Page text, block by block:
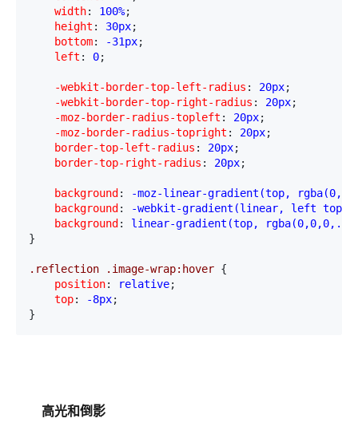
    width
: 100%;
    height
: 30px;
    bottom
: -31px;
    left
: 0;
    -webkit-border-top-left-radius
: 20px;
    -webkit-border-top-right-radius
: 20px;
    -moz-border-radius-topleft
: 20px;
    -moz-border-radius-topright
: 20px;
    border-top-left-radius
: 20px;
    border-top-right-radius
: 20px;
    background
:
-moz-linear-gradient(top,
    background
:
-webkit-gradient(linear, left top,
    background
:
linear-gradient(top, rgba(0,0,0,.3)
}
.reflection .image-wrap:hover {
    position
: relative;
    top
: -8px;
}
高光和倒影